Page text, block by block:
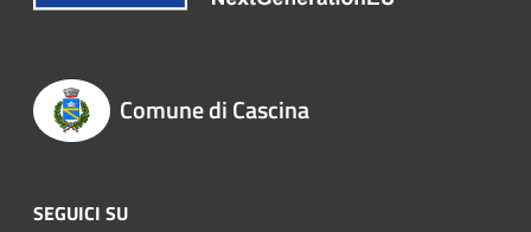
Comune di Cascina
SEGUICI SU